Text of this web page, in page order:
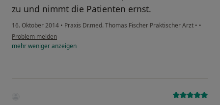
zu und nimmt die Patienten ernst.
16. Oktober 2014 • Praxis Dr.med. Thomas Fischer Praktischer Arzt • •
Problem melden
mehrwenigeranzeigen